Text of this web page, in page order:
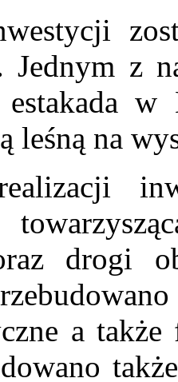
Jednym z
estakada
leśną na
drogi
a